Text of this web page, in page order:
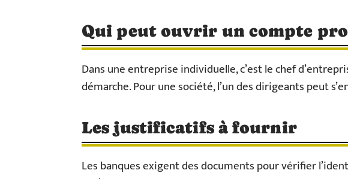
Qui peut ouvrir un compte pro
Dans une entreprise individuelle, c’est le chef
démarche. Pour une société, l’un des dirigeants peut
Les justificatifs à fournir
Les banques exigent des documents pour vérifier